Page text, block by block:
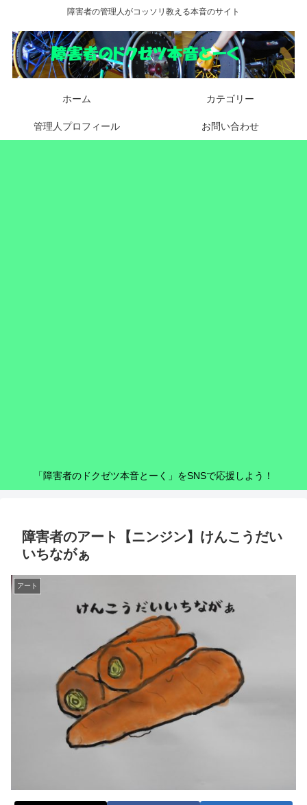
障害者の管理人がコッソリ教える本音のサイト
ホーム カテゴリー
管理人プロフィール お問い合わせ
「障害者のドクゼツ本音とーく」をSNSで応援しよう！
障害者のアート【ニンジン】けんこうだい
いちながぁ
アート